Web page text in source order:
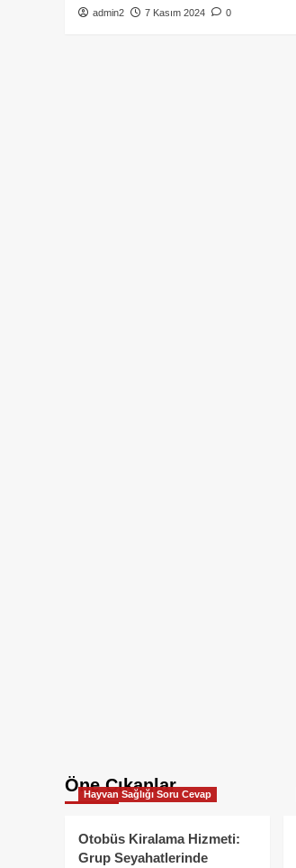
admin2 7 Kasım 2024 0
Öne Çıkanlar
Hayvan Sağlığı Soru Cevap
Otobüs Kiralama Hizmeti:
Grup Seyahatlerinde